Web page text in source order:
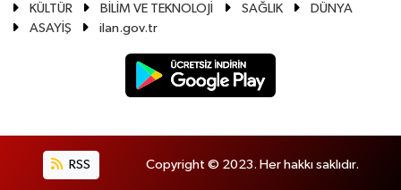
KÜLTÜR
BİLİM VE TEKNOLOJİ SAĞLIK
DÜNYA
ASAYİŞ
ilan.gov.tr
RSS Copyright © 2023. Her hakkı saklıdır.